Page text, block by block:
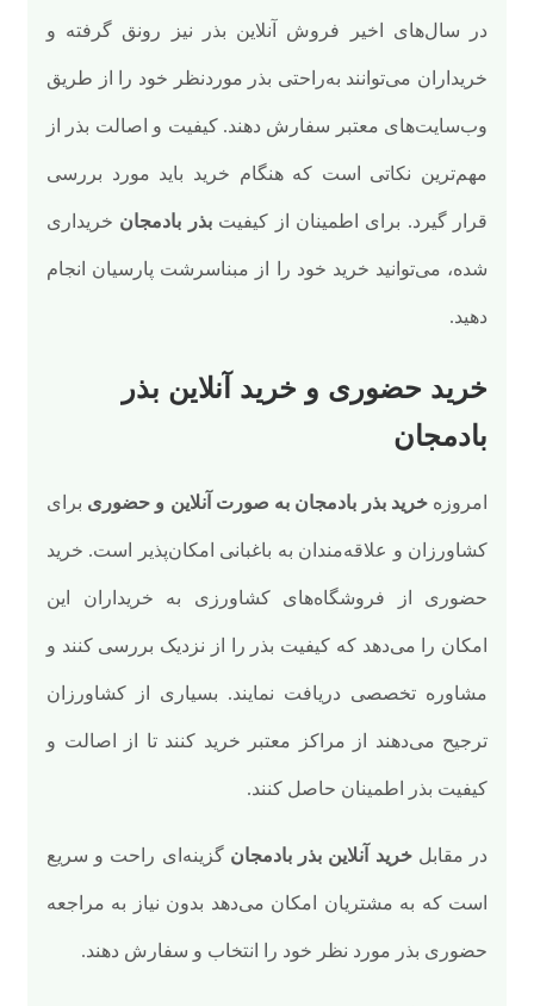
در سال‌های اخیر فروش آنلاین بذر نیز رونق گرفته و
خریداران می‌توانند به‌راحتی بذر موردنظر خود را از طریق
وب‌سایت‌های معتبر سفارش دهند. کیفیت و اصالت بذر از
مهم‌ترین نکاتی است که هنگام خرید باید مورد بررسی
قرار گیرد. برای اطمینان از کیفیتبذر بادمجان خریداری
شده، می‌توانید خرید خود را از مبناسرشت پارسیان انجام
دهید.
خرید حضوری و خرید آنلاین بذر
بادمجان
امروزهخرید بذر بادمجان به صورت آنلاین و حضوری برای
کشاورزان و علاقه‌مندان به باغبانی امکان‌پذیر است. خرید
حضوری از فروشگاه‌های کشاورزی به خریداران این
امکان را می‌دهد که کیفیت بذر را از نزدیک بررسی کنند و
مشاوره تخصصی دریافت نمایند. بسیاری از کشاورزان
ترجیح می‌دهند از مراکز معتبر خرید کنند تا از اصالت و
کیفیت بذر اطمینان حاصل کنند.
در مقابلخرید آنلاین بذر بادمجان گزینه‌ای راحت و سریع
است که به مشتریان امکان می‌دهد بدون نیاز به مراجعه
حضوری بذر مورد نظر خود را انتخاب و سفارش دهند.